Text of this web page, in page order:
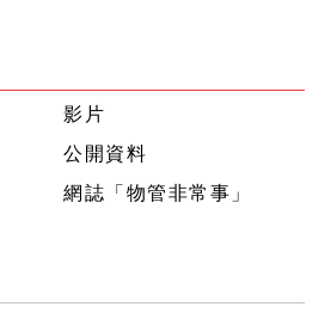
影片
公開資料
網誌「物管非常事」